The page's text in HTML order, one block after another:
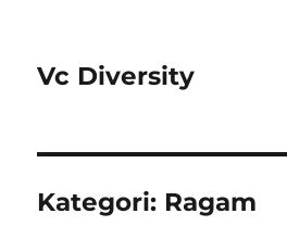
Vc Diversity
Kategori: Ragam